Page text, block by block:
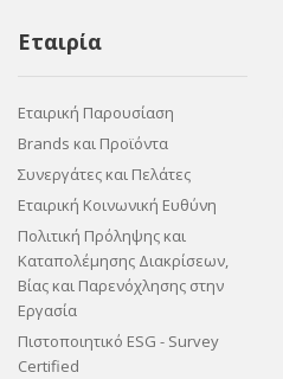
Εταιρία
Εταιρική Παρουσίαση
Brands και Προϊόντα
Συνεργάτες και Πελάτες
Εταιρική Κοινωνική Ευθύνη
Πολιτική Πρόληψης και
Καταπολέμησης Διακρίσεων,
Βίας και Παρενόχλησης στην
Εργασία
Πιστοποιητικό ESG - Survey
Certified